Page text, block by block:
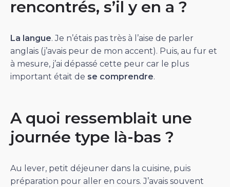
rencontrés, s’il y en a ?
La langue. Je n’étais pas très à l’aise de parler
anglais (j’avais peur de mon accent). Puis, au fur et
à mesure, j’ai dépassé cette peur car le plus
important était de se comprendre.
A quoi ressemblait une
journée type là-bas ?
Au lever, petit déjeuner dans la cuisine, puis
préparation pour aller en cours. J’avais souvent